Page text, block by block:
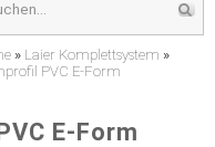
» Laier Komplettsystem »
PVC E-Form
E-Form